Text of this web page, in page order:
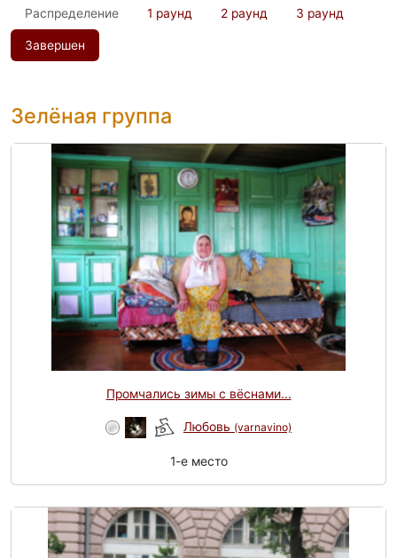
Распределение 1 раунд 2 раунд 3 раунд
Завершен
Зелёная группа
Промчались зимы с вёснами...
Любовь (varnavino)
1-e место